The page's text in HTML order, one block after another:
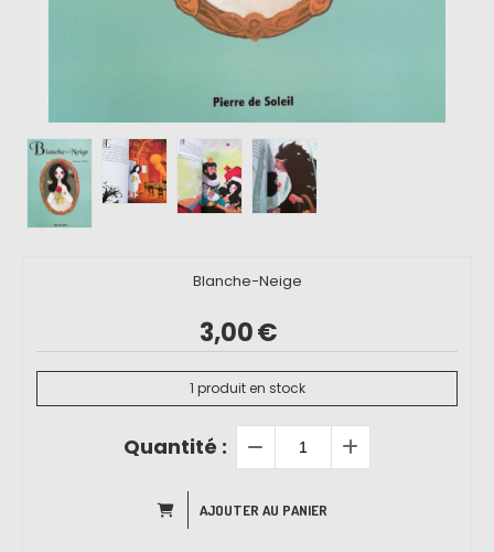
Blanche-Neige
3,00€
1 produit en stock
Quantité :
AJOUTER AU PANIER